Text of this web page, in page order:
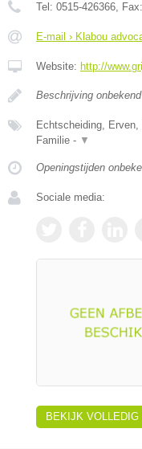
Tel: 0515-426366, Fax:
E-mail › Klabou
Website: http://
Beschrijving onbekend
Echtscheiding,
Familie - ▼
Openingstijden
Sociale media:
BEKIJK VOLLEDIG